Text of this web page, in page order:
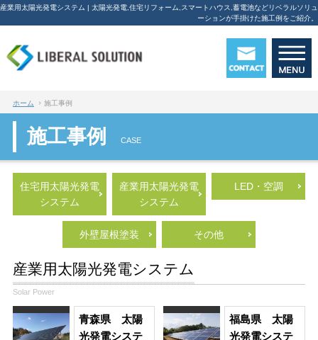
産業用太陽光発電システム | 太陽光発電,住宅リフォーム,スマートハウス,蓄電池などリベラルソリュ
ーションが手掛けた施工例をご紹介。
ホーム 施工事例
施工事例 CASE
住宅用太陽光発電
システム
産業用太陽光発電
システム
LED・空調
外壁屋根塗装 その他
産業用太陽光発電システム
Solar Power
青森県 太陽
光発電システ
福島県 太陽
光発電システ